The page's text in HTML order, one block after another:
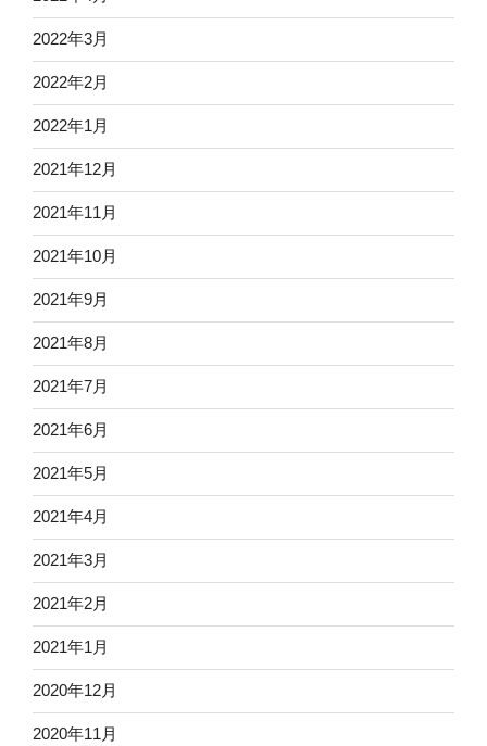
2022年3月
2022年2月
2022年1月
2021年12月
2021年11月
2021年10月
2021年9月
2021年8月
2021年7月
2021年6月
2021年5月
2021年4月
2021年3月
2021年2月
2021年1月
2020年12月
2020年11月